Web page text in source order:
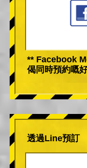
** Facebook
偈同時預約嘅好
透過Line預訂